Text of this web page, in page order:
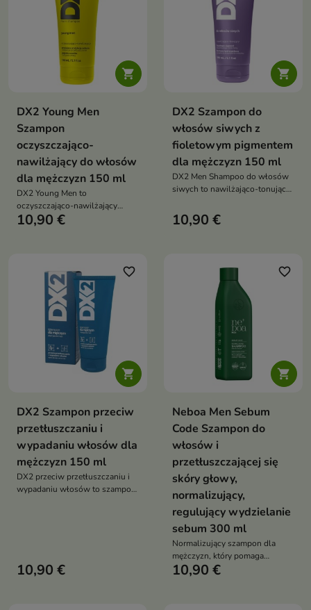

DX2 Young Men
Szampon
oczyszczająco-
nawilżający do włosów
dla mężczyzn 150 ml
DX2 Young Men to
oczyszczająco-nawilżający
szampon dla mężczyzn, który
codzienną pielęgnację włosów
10,90 €

DX2 Szampon do
włosów siwych z
fioletowym pigmentem
dla mężczyzn 150 ml
DX2 Men Shampoo do włosów
siwych to nawilżająco-tonujący
pomaga neutralizować żółte
tony, odświeża włosy i wspiera
10,90 €

favorite_border
DX2 Szampon przeciw
przetłuszczaniu i
wypadaniu włosów dla
mężczyzn 150 ml
DX2 przeciw przetłuszczaniu i
wypadaniu włosów to szampon
wypadania
10,90 €

favorite_border
Neboa Men Sebum
Code Szampon do
włosów i
przetłuszczającej się
skóry głowy,
normalizujący,
regulujący wydzielanie
sebum 300 ml
Normalizujący szampon dla
mężczyzn, który pomaga
regulować wydzielanie sebum,
10,90 €